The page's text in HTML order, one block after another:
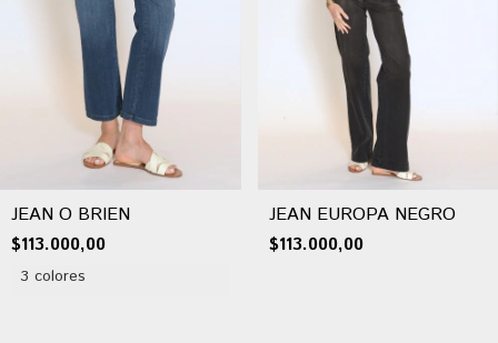
JEAN O BRIEN
$113.000,00
3 colores
JEAN EUROPA NEGRO
$113.000,00